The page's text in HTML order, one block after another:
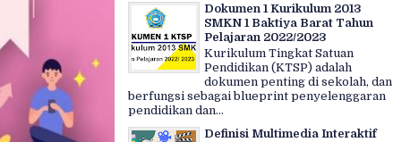
Dokumen 1 Kurikulum 2013
SMKN 1 Baktiya Barat Tahun
Pelajaran 2022/2023
Kurikulum Tingkat Satuan
Pendidikan (KTSP) adalah
dokumen penting di sekolah, dan
berfungsi sebagai blueprint penyelenggaran
pendidikan dan...
Definisi Multimedia Interaktif